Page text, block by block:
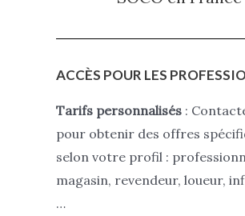
ACCÈS POUR LES
Tarifs personnalisés :
pour obtenir des offres
selon votre profil :
magasin, revendeur, loueur,
…